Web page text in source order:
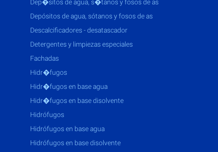
dep�sitos de agua, s�tanos y fosos de as
depósitos de agua, sótanos y fosos de as
descalcificadores - desatascador
detergentes y limpiezas especiales
fachadas
hidr�fugos
hidr�fugos en base agua
hidr�fugos en base disolvente
hidrófugos
hidrófugos en base agua
hidrófugos en base disolvente